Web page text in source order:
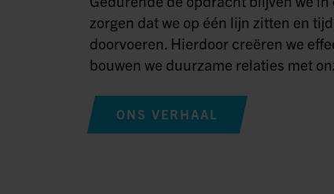
zorgen dat we op één lijn zitten en
doorvoeren. Hierdoor creëren we
bouwen we duurzame relaties met
ONS VERHAAL